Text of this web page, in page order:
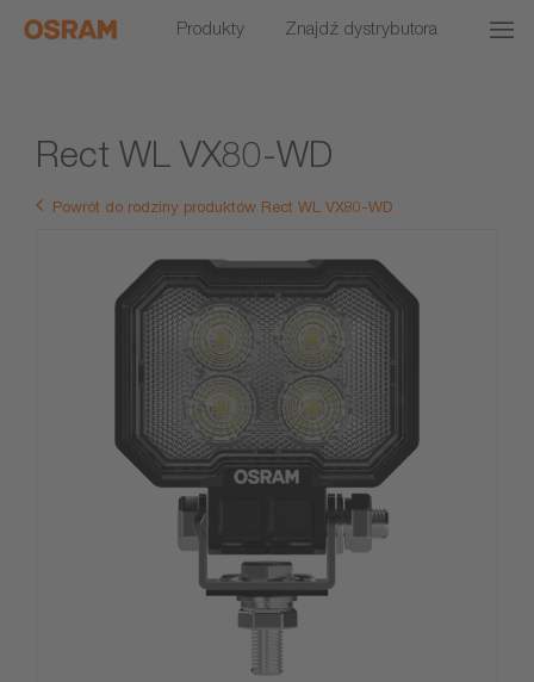
Produkty Znajdź dystrybutora
Rect WL VX80-WD
Powrót do rodziny produktów Rect WL VX80-WD